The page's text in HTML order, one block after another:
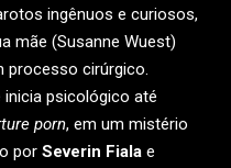
ingênuos e curiosos,
mãe (Susanne Wuest)
processo cirúrgico.
psicológico até
porn, em um mistério
por Severin Fiala e